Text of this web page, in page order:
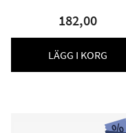
182,00
LÄGG I KORG